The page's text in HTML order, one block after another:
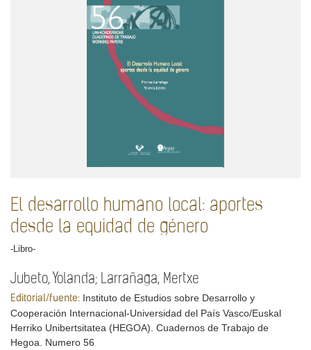
El desarrollo humano local: aportes
desde la equidad de género
-Libro-
Jubeto, Yolanda; Larrañaga, Mertxe
Editorial/fuente: Instituto de Estudios sobre Desarrollo y
Cooperación Internacional-Universidad del País Vasco/Euskal
Herriko Unibertsitatea (HEGOA). Cuadernos de Trabajo de
Hegoa. Numero 56